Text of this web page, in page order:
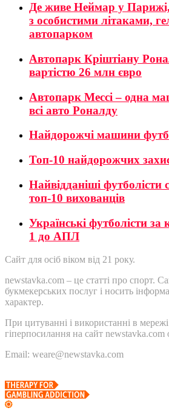
Де живе Неймар у Парижі,
з особистими літаками,
автопарком
Автопарк Кріштіану
вартістю 26 млн євро
Автопарк Мессі – одна
всі авто Роналду
Найдорожчі машини
Топ-10 найдорожчих
Найвідданіші футболісти
топ-10 вихованців
Українські футболісти
1 до АПЛ
Сайт для осіб віком від 21 року.
newstavka.com – це статті про спорт.
букмекерських послуг і носить
характер.
При цитуванні і використанні в
гіперпосилання на сайт newstavka.com
Email: weare@newstavka.com